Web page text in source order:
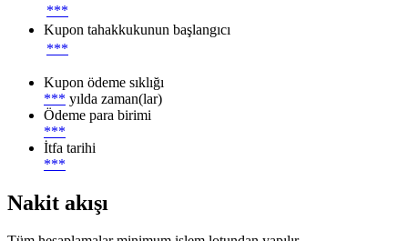
***
Kupon tahakkukunun başlangıcı
***
Kupon ödeme sıklığı
*** yılda zaman(lar)
Ödeme para birimi
***
İtfa tarihi
***
Nakit akışı